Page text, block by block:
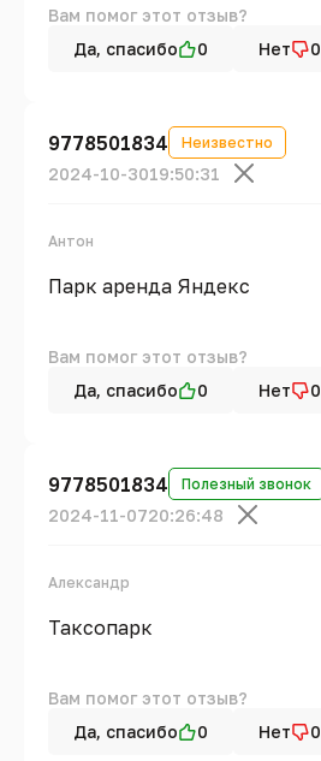
Вам помог этот отзыв?
Да, спасибо
0 Нет 0
9778501834 Неизвестно
2024-10-3019:50:31
Антон
Парк аренда Яндекс
Вам помог этот отзыв?
Да, спасибо
0 Нет 0
9778501834 Полезный звонок
2024-11-0720:26:48
Александр
Таксопарк
Вам помог этот отзыв?
Да, спасибо
0 Нет 0